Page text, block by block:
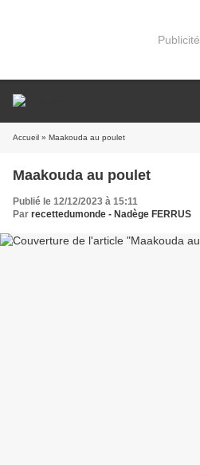
Publicité
Accueil » Maakouda au poulet
Maakouda au poulet
Publié le 12/12/2023 à 15:11
Par recettedumonde - Nadège FERRUS